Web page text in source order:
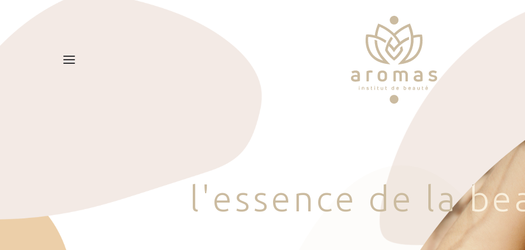
l 'esse nce d e la be